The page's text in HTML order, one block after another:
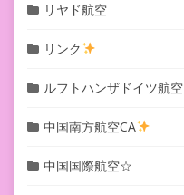
リヤド航空
リンク
ルフトハンザドイツ航空
中国南方航空CA
中国国際航空☆